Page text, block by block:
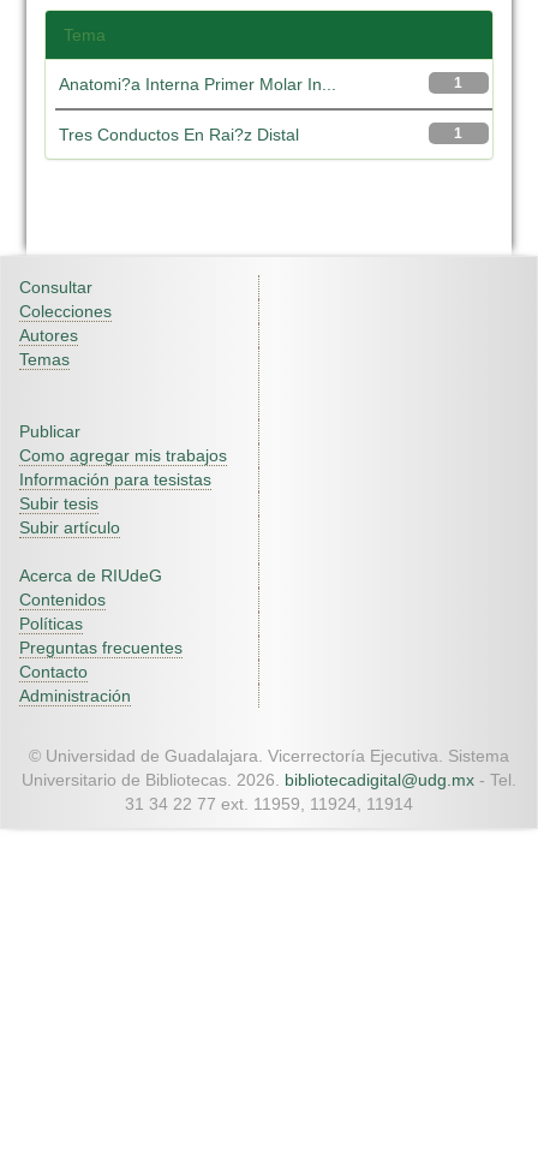
Tema
1
Anatomi?a Interna Primer Molar In...
1
Tres Conductos En Rai?z Distal
Consultar
Colecciones
Autores
Temas
Publicar
Como agregar mis trabajos
Información para tesistas
Subir tesis
Subir artículo
Acerca de RIUdeG
Contenidos
Políticas
Preguntas frecuentes
Contacto
Administración
© Universidad de Guadalajara. Vicerrectoría Ejecutiva. Sistema
Universitario de Bibliotecas. 2026. bibliotecadigital@udg.mx - Tel.
31 34 22 77 ext. 11959, 11924, 11914